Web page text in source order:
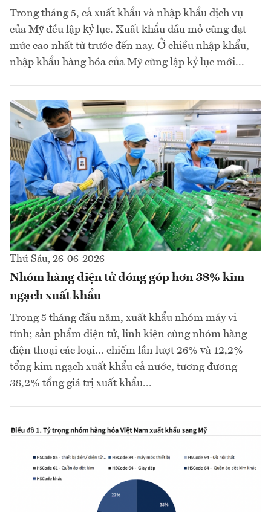
Trong tháng 5, cả xuất khẩu và nhập khẩu dịch vụ
của Mỹ đều lập kỷ lục. Xuất khẩu dầu mỏ cũng đạt
mức cao nhất từ trước đến nay. Ở chiều nhập khẩu,
nhập khẩu hàng hóa của Mỹ cũng lập kỷ lục mới...
Thứ Sáu, 26-06-2026
Nhóm hàng điện tử đóng góp hơn 38% kim
ngạch xuất khẩu
Trong 5 tháng đầu năm, xuất khẩu nhóm máy vi
tính; sản phẩm điện tử, linh kiện cùng nhóm hàng
điện thoại các loại... chiếm lần lượt 26% và 12,2%
tổng kim ngạch xuất khẩu cả nước, tương đương
38,2% tổng giá trị xuất khẩu...